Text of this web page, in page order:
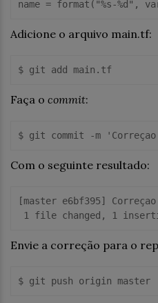
Adicione o arquivo main.tf:
Faça o commit:
Com o seguinte resultado:
[master e6bf395]
Envie a correção para o